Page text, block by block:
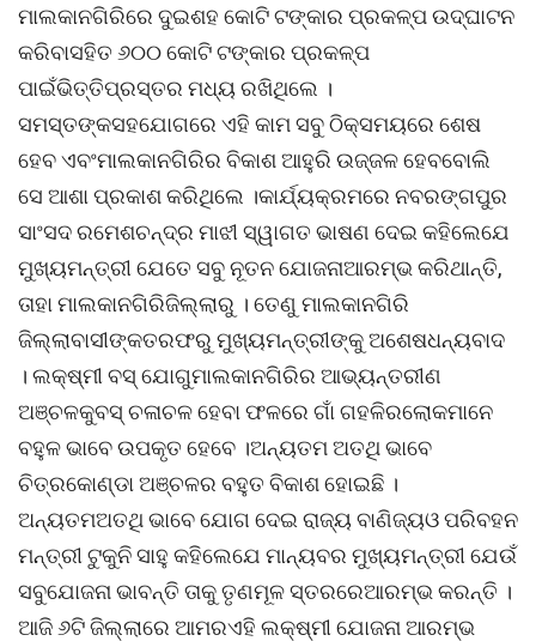
ମାଲକାନଗିରିରେ ଦୁଇଶହ କୋଟି ଟଙ୍କାର ପ୍ରକଳ୍ପ ଉଦ୍ଘାଟନ
କରିବାସହିତ ୬୦୦ କୋଟି ଟଙ୍କାର ପ୍ରକଳ୍ପ
ପାଇଁଭିତ୍ତିପ୍ରସ୍ତର ମଧ୍ୟ ରଖିଥିଲେ ।
ସମସ୍ତଙ୍କସହଯୋଗରେ ଏହି କାମ ସବୁ ଠିକ୍ସମୟରେ ଶେଷ
ହେବ ଏବଂମାଲକାନଗିରିର ବିକାଶ ଆହୁରି ଉଜ୍ଜଳ ହେବବୋଲି
ସେ ଆଶା ପ୍ରକାଶ କରିଥିଲେ ।କାର୍ଯ୍ୟକ୍ରମରେ ନବରଙ୍ଗପୁର
ସାଂସଦ ରମେଶଚନ୍ଦ୍ର ମାଝୀ ସ୍ୱାଗତ ଭାଷଣ ଦେଇ କହିଲେଯେ
ମୁଖ୍ୟମନ୍ତ୍ରୀ ଯେତେ ସବୁ ନୂତନ ଯୋଜନାଆରମ୍ଭ କରିଥାନ୍ତି,
ତାହା ମାଲକାନଗିରିଜିଲ୍ଲାରୁ । ତେଣୁ ମାଲକାନଗିରି
ଜିଲ୍ଲାବାସୀଙ୍କତରଫରୁ ମୁଖ୍ୟମନ୍ତ୍ରୀଙ୍କୁ ଅଶେଷଧନ୍ୟବାଦ
। ଲକ୍ଷ୍ମୀ ବସ୍ ଯୋଗୁମାଲକାନଗିରିର ଆଭ୍ୟନ୍ତରୀଣ
ଅଞ୍ଚଳକୁବସ୍ ଚଳାଚଳ ହେବା ଫଳରେ ଗାଁ ଗହଳିରଲୋକମାନେ
ବହୁଳ ଭାବେ ଉପକୃତ ହେବେ ।ଅନ୍ୟତମ ଅତଥି ଭାବେ
ଚିତ୍ରକୋଣ୍ଡା ଅଞ୍ଚଳର ବହୁତ ବିକାଶ ହୋଇଛି ।
ଅନ୍ୟତମଅତଥି ଭାବେ ଯୋଗ ଦେଇ ରାଜ୍ୟ ବାଣିଜ୍ୟଓ ପରିବହନ
ମନ୍ତ୍ରୀ ଟୁକୁନି ସାହୁ କହିଲେଯେ ମାନ୍ୟବର ମୁଖ୍ୟମନ୍ତ୍ରୀ ଯେଉଁ
ସବୁଯୋଜନା ଭାବନ୍ତି ତାକୁ ତୃଣମୂଳ ସ୍ତରରେଆରମ୍ଭ କରନ୍ତି ।
ଆଜି ୬ଟି ଜିଲ୍ଲାରେ ଆମରଏହି ଲକ୍ଷ୍ମୀ ଯୋଜନା ଆରମ୍ଭ